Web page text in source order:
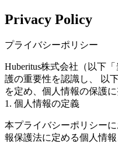
Privacy Policy
プライバシーポリシー
Huberitus株式会社 （以下
護の重要性を認識し、 以
を定め、個人情報の保護に
1. 個人情報の定義
本プライバシーポリシー
報保護法に定める個人情